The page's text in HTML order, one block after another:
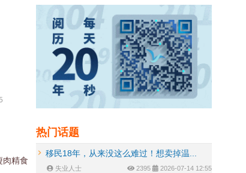
肉精食
热门话题
移民18年，从来没这么难过！想卖掉温...
失业人士 2395 2026-07-14 12:55